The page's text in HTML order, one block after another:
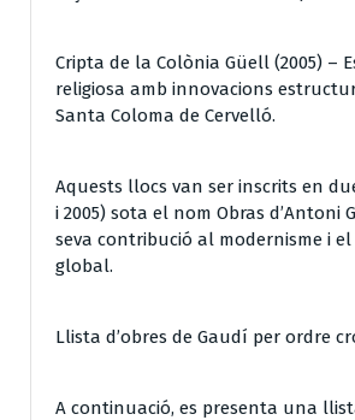
Cripta de la Colònia Güell (2005) –
religiosa amb innovacions
Santa Coloma de Cervelló.
Aquests llocs van ser inscrits en
i 2005) sota el nom Obras d’Antoni
seva contribució al modernisme i
global.
Llista d’obres de Gaudí per ordre
A continuació, es presenta una